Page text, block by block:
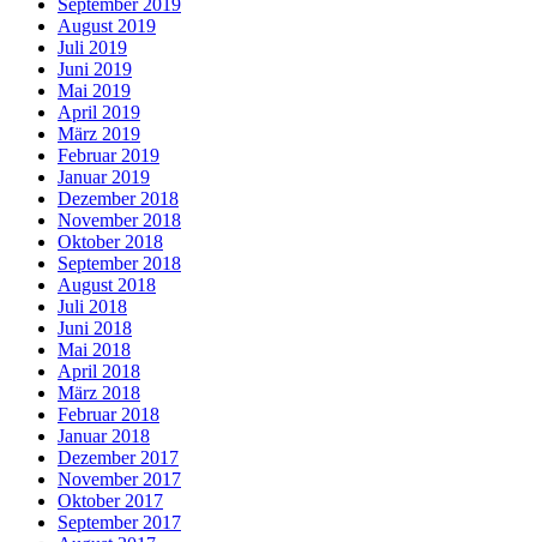
September 2019
August 2019
Juli 2019
Juni 2019
Mai 2019
April 2019
März 2019
Februar 2019
Januar 2019
Dezember 2018
November 2018
Oktober 2018
September 2018
August 2018
Juli 2018
Juni 2018
Mai 2018
April 2018
März 2018
Februar 2018
Januar 2018
Dezember 2017
November 2017
Oktober 2017
September 2017